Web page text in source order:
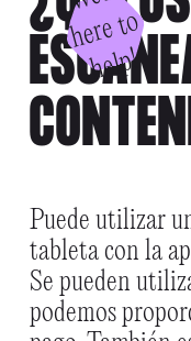
o
p!
Puede utilizar
tableta con la
Se pueden
podemos